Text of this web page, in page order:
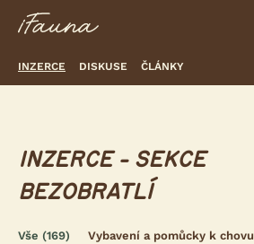
INZERCE DISKUSE ČLÁNKY
INZERCE - SEKCE
BEZOBRATLÍ
Vše (169) Vybavení a pomůcky k chovu